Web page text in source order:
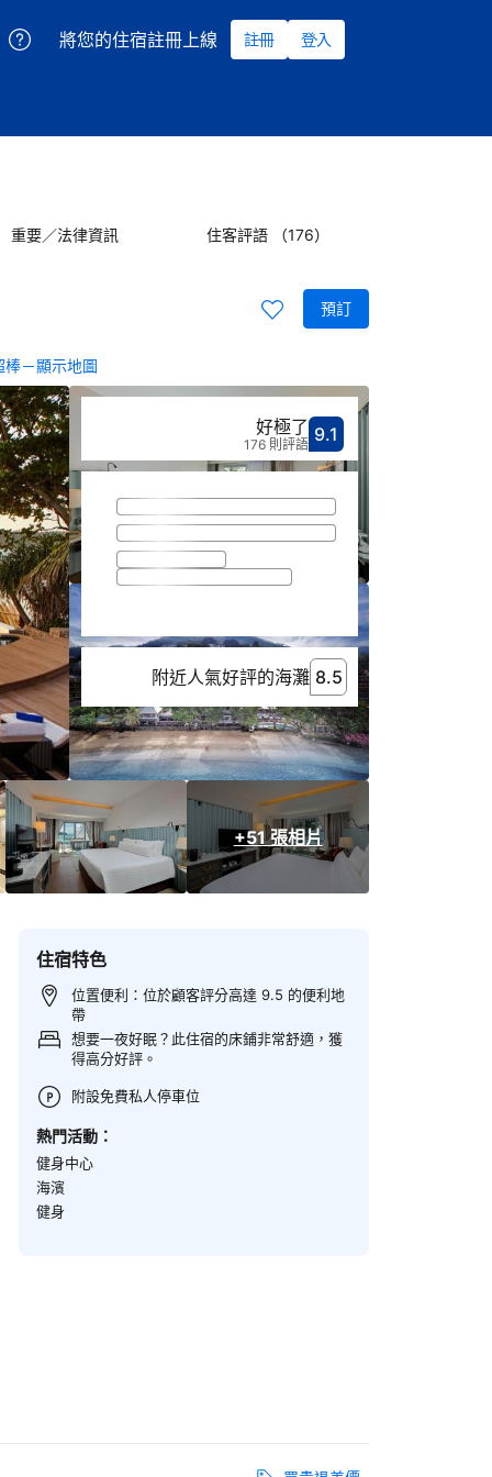
將您的住宿註冊上線 註冊 登入
重要／法律資訊 住客評語 （176）
預訂
棒－顯示地圖
+51 張相片
分數9.1分
9.1 評比好極了
好極了
176 則評語
8.5
8.5 附近人氣好評的海灘
附近人氣好評的海灘
住宿特色
位置便利：位於顧客評分高達 9.5 的便利地
帶
想要一夜好眠？此住宿的床鋪非常舒適，獲
得高分好評。
附設免費私人停車位
熱門活動：
健身中心
海濱
健身